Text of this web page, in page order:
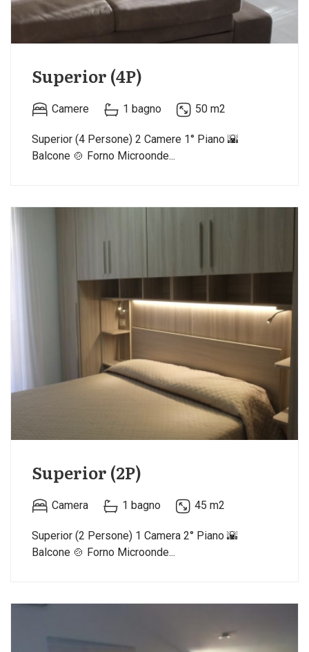
Superior (4P)
Camere 1 bagno 50 m2
Superior (4 Persone) 2 Camere 1° Piano 🌇
Balcone 🍲 Forno Microonde...
Superior (2P)
Camera 1 bagno 45 m2
Superior (2 Persone) 1 Camera 2° Piano 🌇
Balcone 🍲 Forno Microonde...